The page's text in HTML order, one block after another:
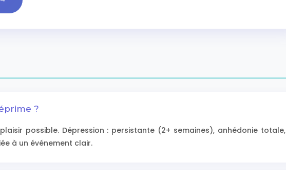
?
possible. Dépression : persistante (2+ semaines), anhédonie totale,
à un événement clair.